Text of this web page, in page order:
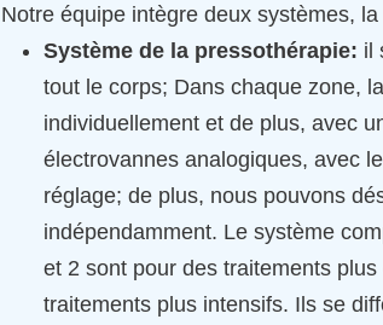
Notre équipe intègre deux systèmes,
Système de la pressothérapie: il
tout le corps; Dans chaque zone,
individuellement et de plus, avec
électrovannes analogiques, avec
réglage; de plus, nous pouvons
indépendamment. Le système
et 2 sont pour des traitements
traitements plus intensifs. Ils se